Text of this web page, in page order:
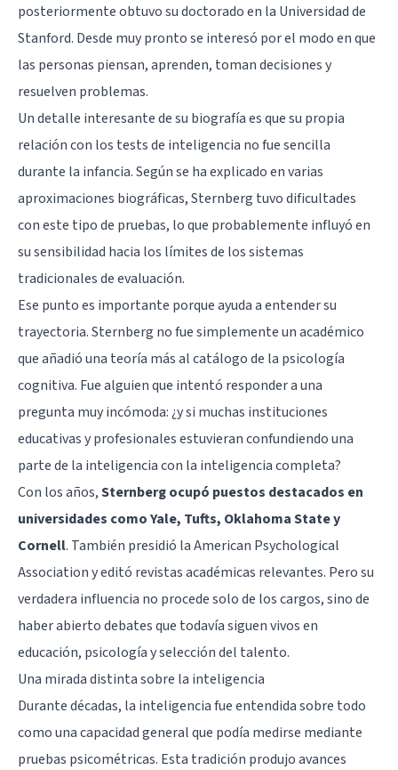
posteriormente obtuvo su doctorado en la Universidad de
Stanford. Desde muy pronto se interesó por el modo en que
las personas piensan, aprenden, toman decisiones y
resuelven problemas.
Un detalle interesante de su biografía es que su propia
relación con los tests de inteligencia no fue sencilla
durante la infancia. Según se ha explicado en varias
aproximaciones biográficas, Sternberg tuvo dificultades
con este tipo de pruebas, lo que probablemente influyó en
su sensibilidad hacia los límites de los sistemas
tradicionales de evaluación.
Ese punto es importante porque ayuda a entender su
trayectoria. Sternberg no fue simplemente un académico
que añadió una teoría más al catálogo de la psicología
cognitiva. Fue alguien que intentó responder a una
pregunta muy incómoda: ¿y si muchas instituciones
educativas y profesionales estuvieran confundiendo una
parte de la inteligencia con la inteligencia completa?
Con los años,Sternberg ocupó puestos destacados en
universidades como Yale, Tufts, Oklahoma State y
Cornell. También presidió la American Psychological
Association y editó revistas académicas relevantes. Pero su
verdadera influencia no procede solo de los cargos, sino de
haber abierto debates que todavía siguen vivos en
educación, psicología y selección del talento.
Una mirada distinta sobre la inteligencia
Durante décadas, la inteligencia fue entendida sobre todo
como una capacidad general que podía medirse mediante
pruebas psicométricas. Esta tradición produjo avances